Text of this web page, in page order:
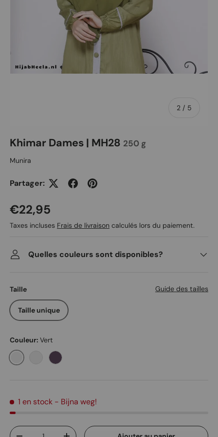
2 / de
5
Khimar Dames | MH28 250 g
Munira
Partager:
Prix habituel
€22,95
Taxes incluses Frais de livraison calculés lors du paiement.
Quelles couleurs sont disponibles?
Taille Guide des tailles
Taille unique
Couleur: Vert
Vert
1 en stock - Bijna weg!
Qté